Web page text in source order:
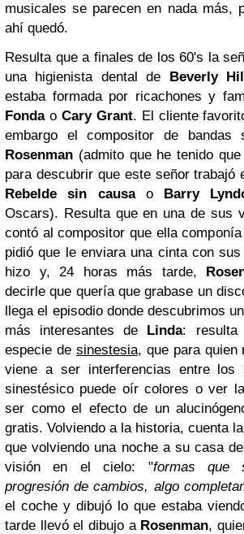
musicales se parecen en nada más,
ahí quedó.
Resulta que a finales de los 60's la
una higienista dental de Beverly
estaba formada por ricachones y
Fondao Cary Grant. El cliente
embargo el compositor de bandas
Rosenman (admito que he tenido
para descubrir que este señor trabajó
Rebelde sin causao Barry
Oscars). Resulta que en una de sus
contó al compositor que ella
pidió que le enviara una cinta con
hizo y, 24 horas más tarde,
decirle que quería que grabase un
llega el episodio donde descubrimos
más interesantes de Linda: resulta
especie de sinestesia, que para quien
viene a ser interferencias entre los
sinestésico puede oír colores o ver
ser como el efecto de un
gratis. Volviendo a la historia, cuenta
que volviendo una noche a su casa
visión en el cielo: "formas que
progresión de cambios, algo
el coche y dibujó lo que estaba
tarde llevó el dibujo a Rosenman,